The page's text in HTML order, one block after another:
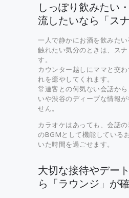
しっぽり飲みたい
流したいなら「ス
一人で静かにお酒を飲みた
触れたい気分のときは、ス
す。
カウンター越しにママと交
れを癒やしてくれます。
常連客との何気ない会話か
いや渋谷のディープな情報
せん。
カラオケはあっても、会話
のBGMとして機能している
いた時間を過ごせます。
大切な接待やデー
ら「ラウンジ」が